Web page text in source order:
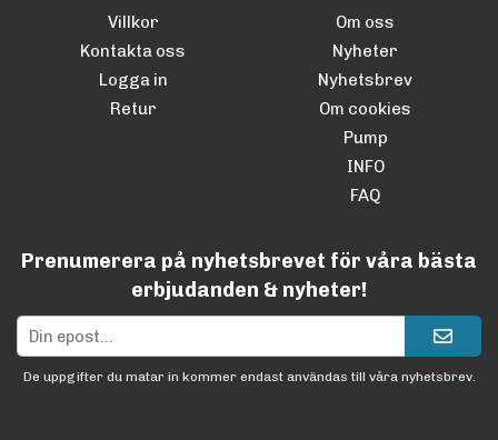
Villkor
Kontakta oss
Logga in
Retur
Om oss
Nyheter
Nyhetsbrev
Om cookies
Pump
INFO
FAQ
Prenumerera på nyhetsbrevet för våra bästa
erbjudanden & nyheter!
De uppgifter du matar in kommer endast användas till våra nyhetsbrev.